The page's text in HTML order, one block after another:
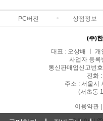
PC버전 상점정보
(주)
대표 : 오상배 ㅣ
사업자 등
통신판매업신고번
전화
주소 : 서울시
(서초동
이용약관|